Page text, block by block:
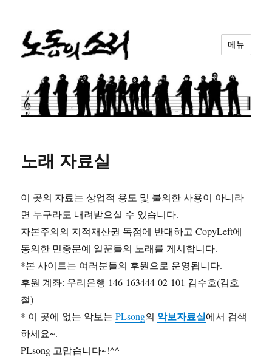
노동의소리
메뉴
노래 자료실
이 곳의 자료는 상업적 용도 및 불의한 사용이 아니라
면 누구라도 내려받으실 수 있습니다.
자본주의의 지적재산권 독점에 반대하고 CopyLeft에
동의한 민중문예 일꾼들의 노래를 게시합니다.
*본 사이트는 여러분들의 후원으로 운영됩니다.
후원 계좌: 우리은행 146-163444-02-101 김수호(김호
철)
* 이 곳에 없는 악보는PLsong의 악보자료실에서 검색
하세요~.
PLsong 고맙습니다~!^^